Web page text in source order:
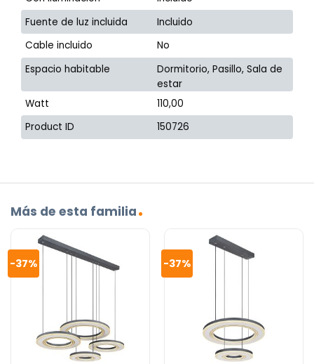
Fuente de luz incluida
Incluido
Cable incluido
No
Espacio habitable
Dormitorio, Pasillo, Sala de
estar
Watt
110,00
Product ID
150726
Más de esta familia
-37% -37%